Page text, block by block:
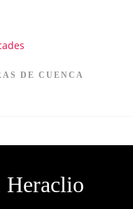
DE CUENCA
Heraclio